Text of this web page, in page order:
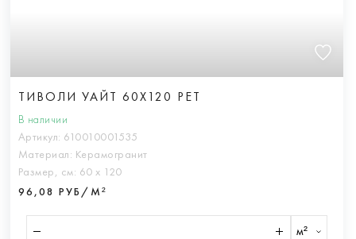
ТИВОЛИ УАЙТ 60X120 РЕТ
В наличии
Артикул: 610010001535
Материал: Керамогранит
Размер, см: 60 х 120
96,08 РУБ/М²
м²